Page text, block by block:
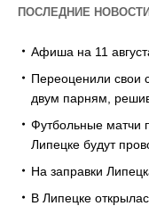
ПОСЛЕДНИЕ НОВОСТИ
Афиша на 11
Переоценили свои
двум парням,
Футбольные матчи
Липецке будут
На заправки
В Липецке